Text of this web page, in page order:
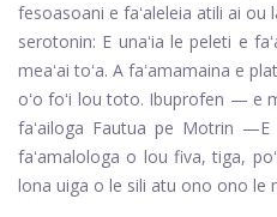
fesoasoani e faʻaleleia atili ai ou
serotonin: E unaʻia le peleti e
meaʻai toʻa. A faʻamamaina e
oʻo foʻi lou toto. Ibuprofen — e
faʻailoga Fautua pe Motrin —E
faʻamalologa o lou fiva, tiga,
lona uiga o le sili atu ono ono le